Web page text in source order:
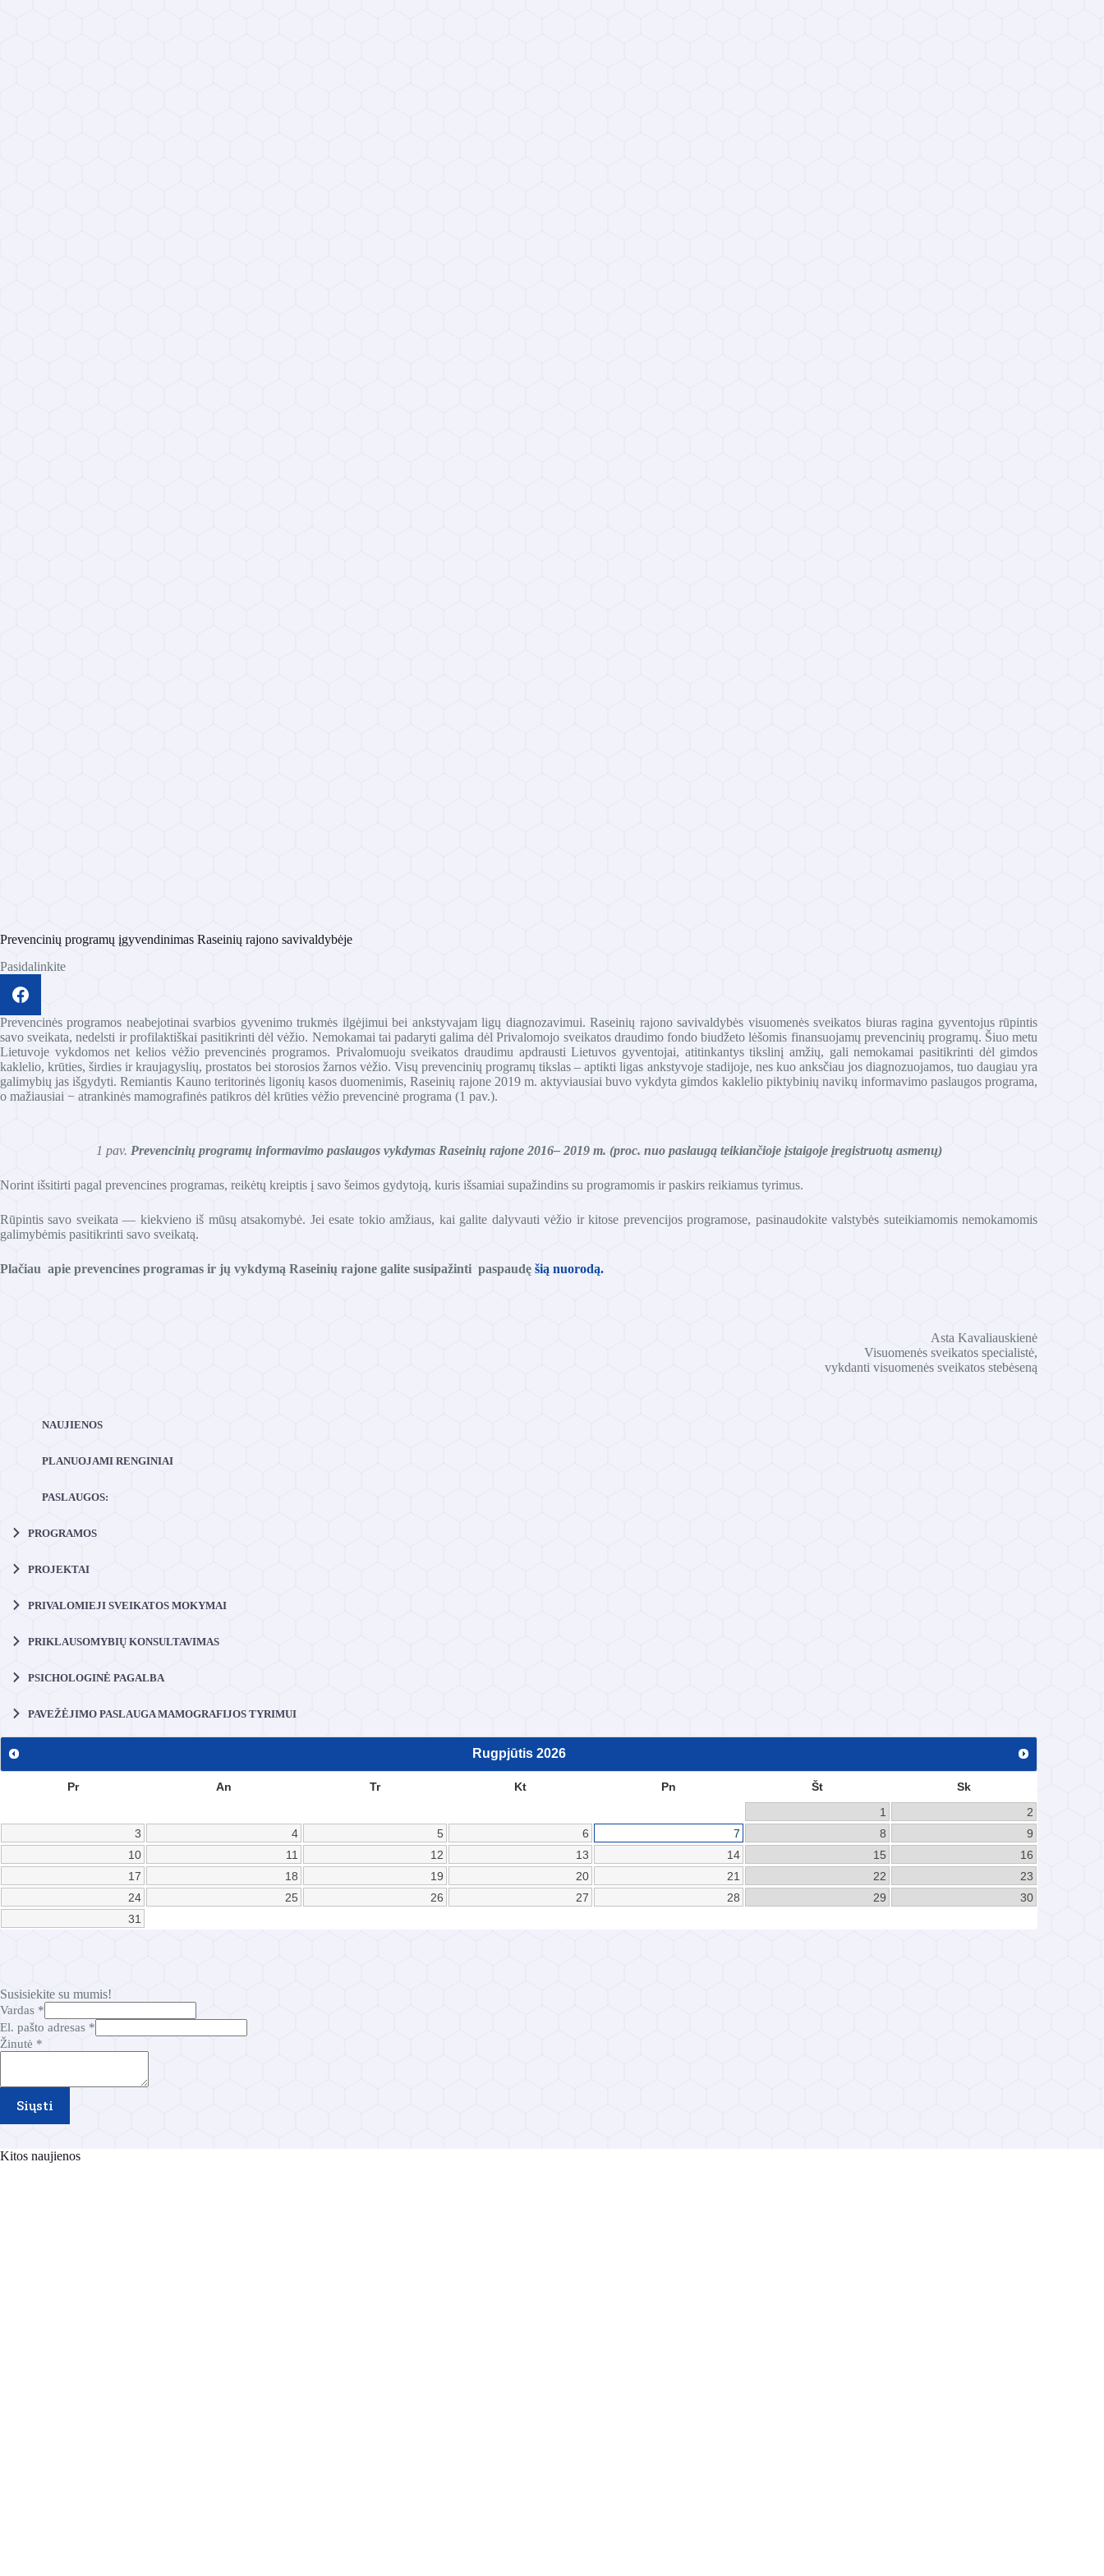
Prevencinių programų įgyvendinimas Raseinių rajono savivaldybėje
Pasidalinkite
Prevencinės programos neabejotinai svarbios gyvenimo trukmės ilgėjimui bei ankstyvajam ligų diagnozavimui. Raseinių rajono savivaldybės visuomenės sveikatos biuras ragina gyventojus rūpintis
savo sveikata, nedelsti ir profilaktiškai pasitikrinti dėl vėžio. Nemokamai tai padaryti galima dėl Privalomojo sveikatos draudimo fondo biudžeto lėšomis finansuojamų prevencinių programų. Šiuo metu
Lietuvoje vykdomos net kelios vėžio prevencinės programos. Privalomuoju sveikatos draudimu apdrausti Lietuvos gyventojai, atitinkantys tikslinį amžių, gali nemokamai pasitikrinti dėl gimdos
kaklelio, krūties, širdies ir kraujagyslių, prostatos bei storosios žarnos vėžio. Visų prevencinių programų tikslas – aptikti ligas ankstyvoje stadijoje, nes kuo anksčiau jos diagnozuojamos, tuo daugiau yra
galimybių jas išgydyti. Remiantis Kauno teritorinės ligonių kasos duomenimis, Raseinių rajone 2019 m. aktyviausiai buvo vykdyta gimdos kaklelio piktybinių navikų informavimo paslaugos programa,
o mažiausiai − atrankinės mamografinės patikros dėl krūties vėžio prevencinė programa (1 pav.).
1 pav. Prevencinių programų informavimo paslaugos vykdymas Raseinių rajone 2016– 2019 m. (proc. nuo paslaugą teikiančioje įstaigoje įregistruotų asmenų)
Norint išsitirti pagal prevencines programas, reikėtų kreiptis į savo šeimos gydytoją, kuris išsamiai supažindins su programomis ir paskirs reikiamus tyrimus.
Rūpintis savo sveikata — kiekvieno iš mūsų atsakomybė. Jei esate tokio amžiaus, kai galite dalyvauti vėžio ir kitose prevencijos programose, pasinaudokite valstybės suteikiamomis nemokamomis
galimybėmis pasitikrinti savo sveikatą.
Plačiau apie prevencines programas ir jų vykdymą Raseinių rajone galite susipažinti paspaudę šią nuorodą.
Asta Kavaliauskienė
Visuomenės sveikatos specialistė,
vykdanti visuomenės sveikatos stebėseną
NAUJIENOS
PLANUOJAMI RENGINIAI
PASLAUGOS:
PROGRAMOS
PROJEKTAI
PRIVALOMIEJI SVEIKATOS MOKYMAI
PRIKLAUSOMYBIŲ KONSULTAVIMAS
PSICHOLOGINĖ PAGALBA
PAVEŽĖJIMO PASLAUGA MAMOGRAFIJOS TYRIMUI
Rugpjūtis 2026
Pr An Tr Kt Pn Št
Sk
1
2
3
4 5 6 7 8
9
10
11 12 13 14 15
16
17
18 19 20 21 22
23
24
25 26 27 28 29
30
31
Susisiekite su mumis!
Vardas *
V
a
r
a
u
El. pašto adresas *
Žinutė *
Siųsti
Kitos naujienos